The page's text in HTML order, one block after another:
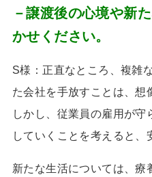
－譲渡後の心境や新
かせください。
S様： 正直なところ、複雑
た会社を手放すことは、想
しかし、従業員の雇用が
していくことを考えると、
新たな生活については、療